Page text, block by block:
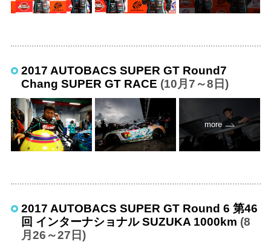
2017 AUTOBACS SUPER GT Round7
Chang SUPER GT RACE (10月7～8日)
more
2017 AUTOBACS SUPER GT Round 6 第46
回 インターナショナル SUZUKA 1000km (8
月26～27日)